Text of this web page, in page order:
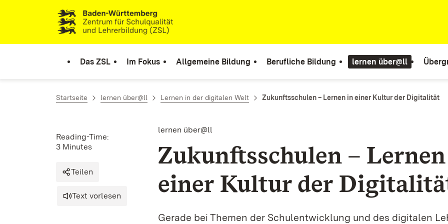
Skip to content
Link to homepage
Das ZSL Im Fokus Allgemeine Bildung Berufliche Bildung lernen über@ll
Startseite lernen über@ll Lernen in der digitalen Welt Zukunftsschulen – Lernen in einer Kultur der Digitalität
lernen über@ll
Zukunftsschulen –
einer Kultur der
Gerade bei Themen der Schulentwicklung und des digitalen
Reading-Time:
3 Minutes
Teilen
Text vorlesen